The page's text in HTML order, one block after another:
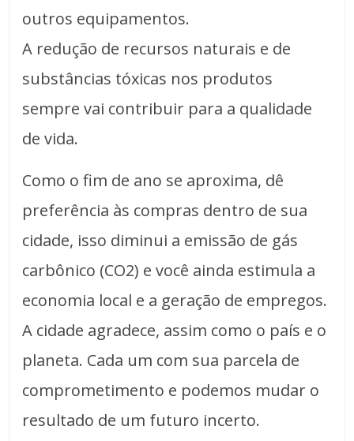
outros equipamentos.
A redução de recursos naturais e de
substâncias tóxicas nos produtos
sempre vai contribuir para a qualidade
de vida.
Como o fim de ano se aproxima, dê
preferência às compras dentro de sua
cidade, isso diminui a emissão de gás
carbônico (CO2) e você ainda estimula a
economia local e a geração de empregos.
A cidade agradece, assim como o país e o
planeta. Cada um com sua parcela de
comprometimento e podemos mudar o
resultado de um futuro incerto.